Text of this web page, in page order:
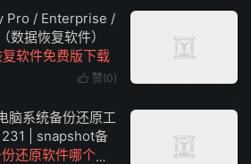
Pro / Enterprise /
据恢复软件）
软件免费版下载
 赞(0)
脑系统备份还原工
| snapshot备
还原软件哪个好